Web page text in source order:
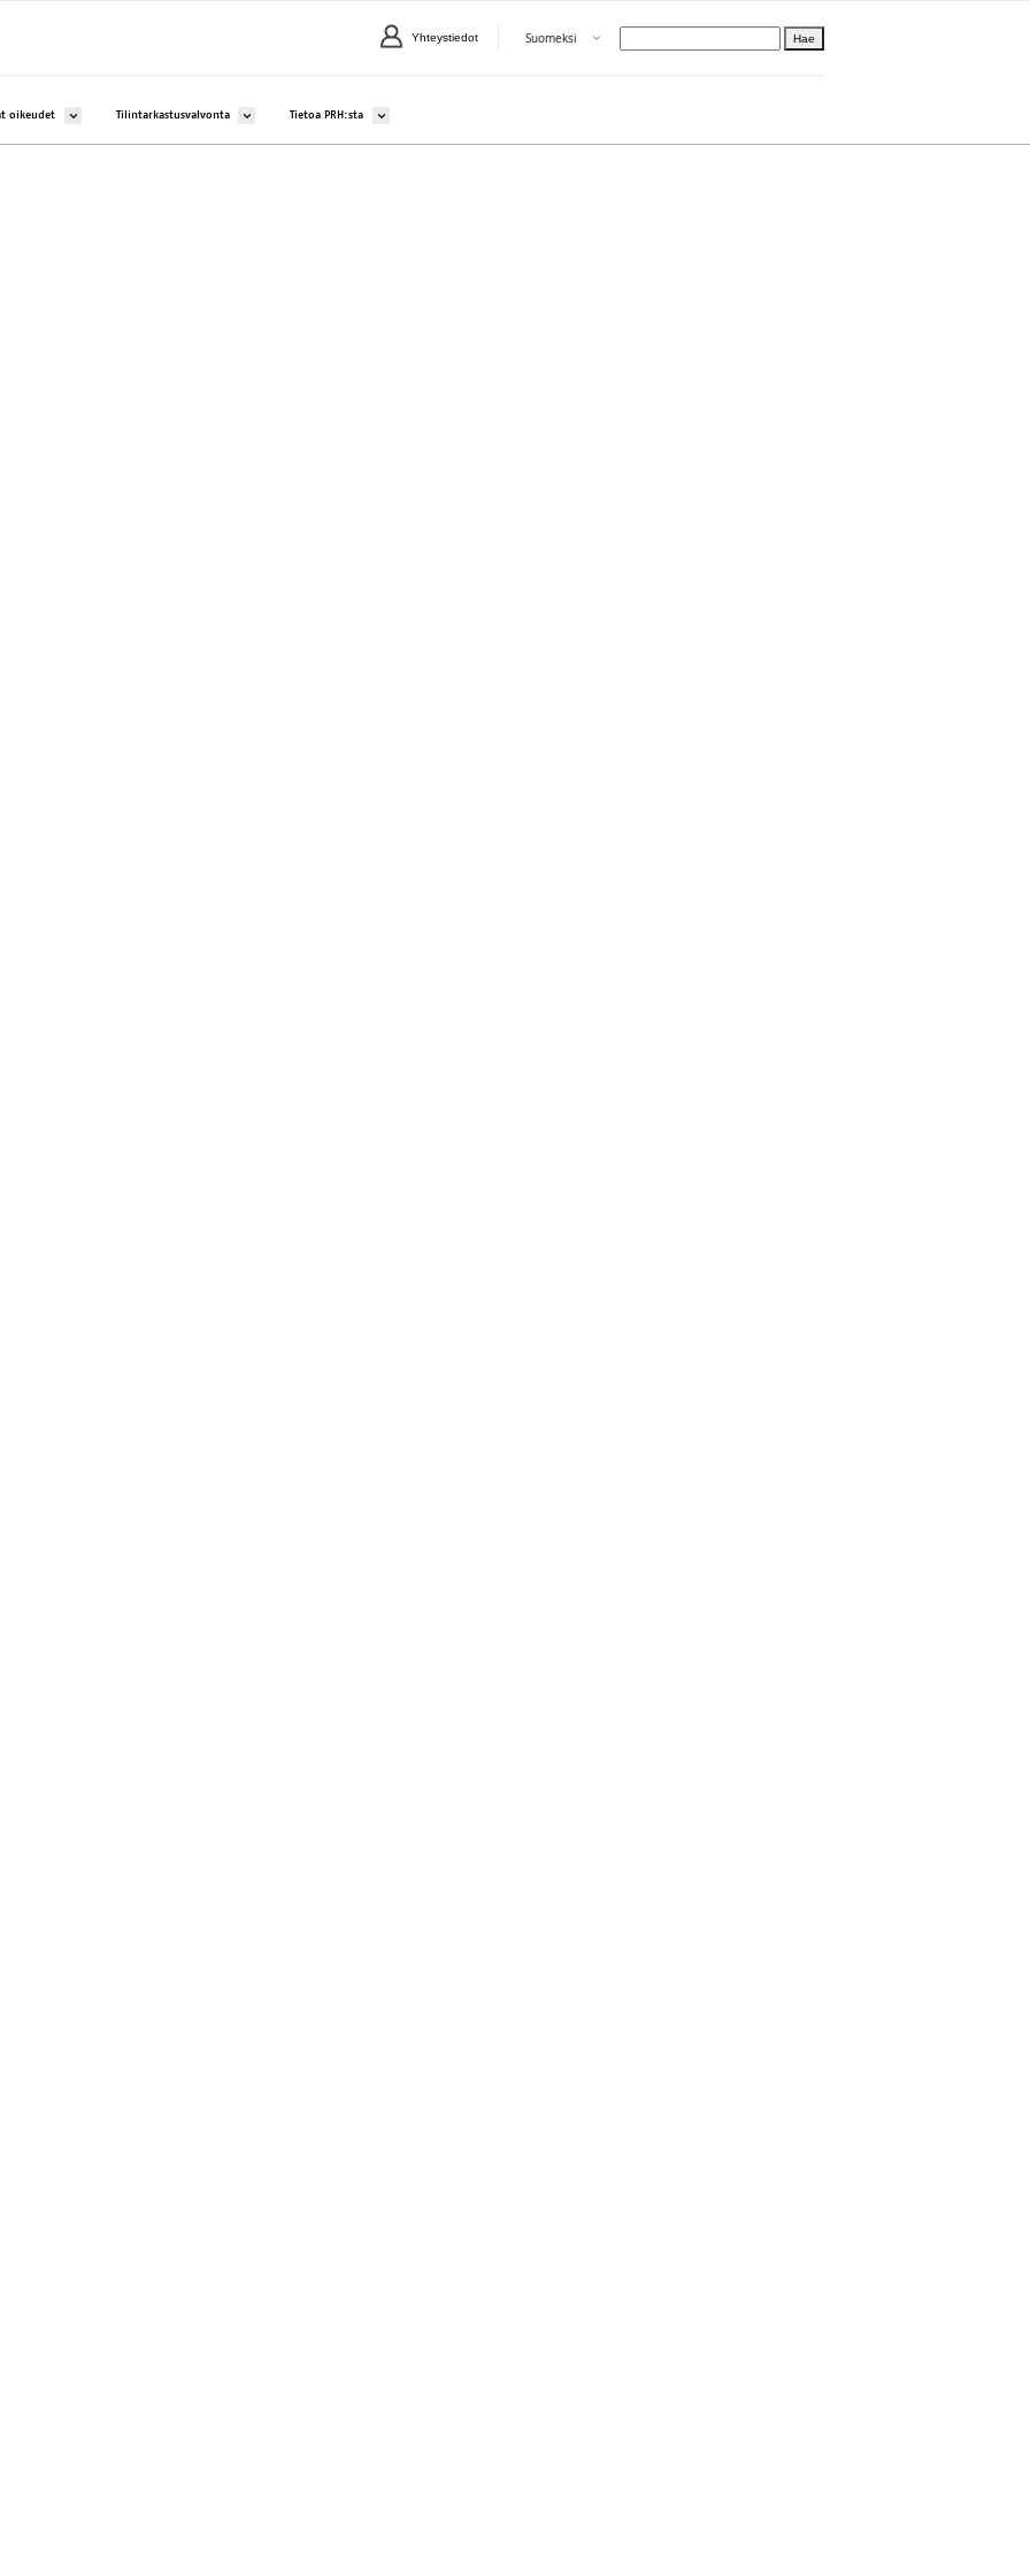
Yhteystiedot Valitse kieli
Suomeksi Avaa valikko Hae
Yritykset ja yhteisöt
oikeudet Avaa alavalikko kohteelle Aineettomat oikeudet
Tilintarkastusvalvonta Avaa alavalikko kohteelle Tilintarkastusvalvonta
Tietoa PRH:sta Avaa alavalikko kohteelle Tietoa PRH:sta